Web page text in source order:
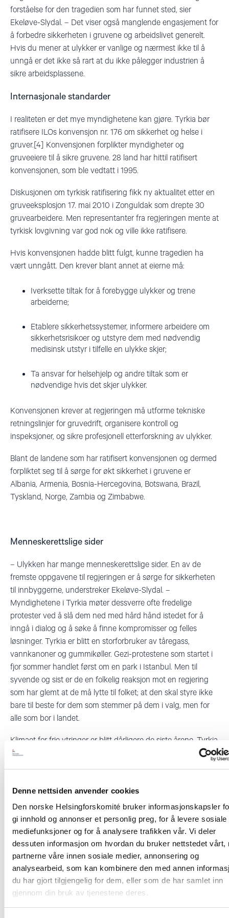
Denne nettsiden anvender cookies
Den norske Helsingforskomité bruker informasjonskapsler
gi innhold og annonser et personlig preg, for å levere sosiale
mediefunksjoner og for å analysere trafikken vår. Vi deler
dessuten informasjon om hvordan du bruker nettstedet vårt,
partnerne våre innen sosiale medier, annonsering og
analysearbeid, som kan kombinere den med annen
du har gjort tilgjengelig for dem, eller som de har samlet inn
gjennom din bruk av tjenestene deres.
forståelse for den tragedien som har funnet sted, sier
Ekeløve-Slydal. – Det viser også manglende engasjement for
å forbedre sikkerheten i gruvene og arbeidslivet generelt.
Hvis du mener at ulykker er vanlige og nærmest ikke til å
unngå er det ikke så rart at du ikke pålegger industrien å
sikre arbeidsplassene.
Internasjonale standarder
I realiteten er det mye myndighetene kan gjøre. Tyrkia bør
ratifisere ILOs konvensjon nr. 176 om sikkerhet og helse i
gruver.[4] Konvensjonen forplikter myndigheter og
gruveeiere til å sikre gruvene. 28 land har hittil ratifisert
konvensjonen, som ble vedtatt i 1995.
Diskusjonen om tyrkisk ratifisering fikk ny aktualitet etter en
gruveeksplosjon 17. mai 2010 i Zonguldak som drepte 30
gruvearbeidere. Men representanter fra regjeringen mente at
tyrkisk lovgivning var god nok og ville ikke ratifisere.
Hvis konvensjonen hadde blitt fulgt, kunne tragedien ha
vært unngått. Den krever blant annet at eierne må:
Iverksette tiltak for å forebygge ulykker og trene
arbeiderne;
Etablere sikkerhetssystemer, informere arbeidere om
sikkerhetsrisikoer og utstyre dem med nødvendig
medisinsk utstyr i tilfelle en ulykke skjer;
Ta ansvar for helsehjelp og andre tiltak som er
nødvendige hvis det skjer ulykker.
Konvensjonen krever at regjeringen må utforme tekniske
retningslinjer for gruvedrift, organisere kontroll og
inspeksjoner, og sikre profesjonell etterforskning av ulykker.
Blant de landene som har ratifisert konvensjonen og dermed
forpliktet seg til å sørge for økt sikkerhet i gruvene er
Albania, Armenia, Bosnia-Hercegovina, Botswana, Brazil,
Tyskland, Norge, Zambia og Zimbabwe.
Menneskerettslige sider
– Ulykken har mange menneskerettslige sider. En av de
fremste oppgavene til regjeringen er å sørge for sikkerheten
til innbyggerne, understreker Ekeløve-Slydal. –
Myndighetene i Tyrkia møter dessverre ofte fredelige
protester ved å slå dem ned med hård hånd istedet for å
inngå i dialog og å søke å finne kompromisser og felles
løsninger. Tyrkia er blitt en storforbruker av tåregass,
vannkanoner og gummikøller. Gezi-protestene som startet i
fjor sommer handlet først om en park i Istanbul. Men til
syvende og sist er de en folkelig reaksjon mot en regjering
som har glemt at de må lytte til folket; at den skal styre ikke
bare til beste for dem som stemmer på dem i valg, men for
alle som bor i landet.
Klimaet for frie ytringer er blitt dårligere de siste årene. Tyrkia
er blant de landene med flest journalister i fengsel.
endringer. Sikkerheten på tyrkiske arbeidsplasser må bedres.
kritikk og protester. De må handle nå, avslutter Ekeløve-
Slydal.
Hør Gunnar Ekeløve-Slydal på Dagsnytt 18 16. mai om
gruveulykken her